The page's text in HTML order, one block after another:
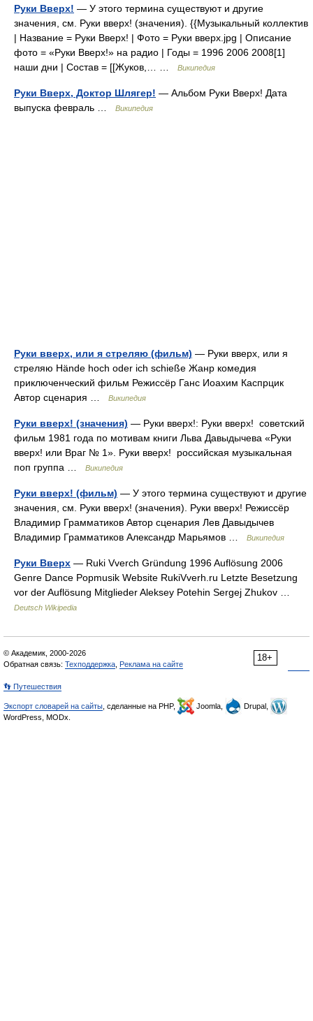
Руки Вверх! — У этого термина существуют и другие
значения, см. Руки вверх! (значения). {{Музыкальный коллектив
| Название = Руки Вверх! | Фото = Руки вверх.jpg | Описание
фото = «Руки Вверх!» на радио | Годы = 1996 2006 2008[1]
наши дни | Состав = [[Жуков,… …
Википедия
Руки Вверх, Доктор Шлягер! — Альбом Руки Вверх! Дата
выпуска февраль …
Википедия
Руки вверх, или я стреляю (фильм) — Руки вверх, или я
стреляю Hände hoch oder ich schieße Жанр комедия
приключенческий фильм Режиссёр Ганс Иоахим Каспрцик
Автор сценария …
Википедия
Руки вверх! (значения) — Руки вверх!: Руки вверх! советский
фильм 1981 года по мотивам книги Льва Давыдычева «Руки
вверх! или Враг № 1». Руки вверх! российская музыкальная
поп группа …
Википедия
Руки вверх! (фильм) — У этого термина существуют и другие
значения, см. Руки вверх! (значения). Руки вверх! Режиссёр
Владимир Грамматиков Автор сценария Лев Давыдычев
Владимир Грамматиков Александр Марьямов …
Википедия
Руки Вверх — Ruki Vverch Gründung 1996 Auflösung 2006
Genre Dance Popmusik Website RukiVverh.ru Letzte Besetzung
vor der Auflösung Mitglieder Aleksey Potehin Sergej Zhukov …
Deutsch Wikipedia
18+
© Академик, 2000-2026
Обратная связь: Техподдержка Реклама на сайте
👣 Путешествия
Экспорт словарей на сайты , сделанные на PHP, Joomla,
Drupal,
WordPress, MODx.